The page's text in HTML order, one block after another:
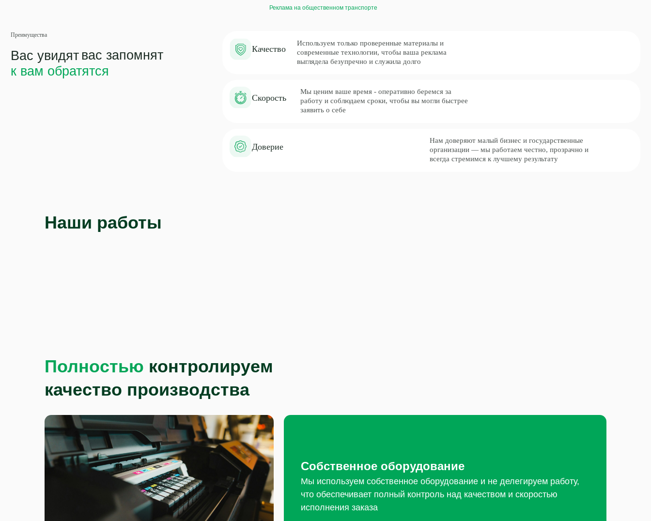
Реклама на общественном транспорте
всегда стремимся к лучшему результату
работу и соблюдаем сроки, чтобы вы могли быстрее
заявить о себе
выглядела безупречно и служила долго
Наши работы
Собственное оборудование
Мы используем собственное оборудование и не делегируем работу,
что обеспечивает полный контроль над качеством и скоростью
исполнения заказа
Полностью контролируем
качество производства